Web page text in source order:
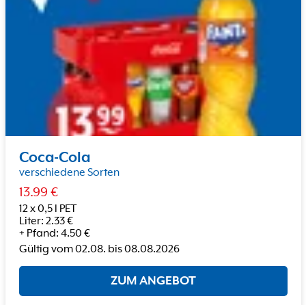
Coca-Cola
verschiedene Sorten
13.99 €
12 x 0,5 l PET
Liter: 2.33€
+ Pfand: 4.50 €
Gültig vom02.08. bis08.08.2026
ZUM ANGEBOT